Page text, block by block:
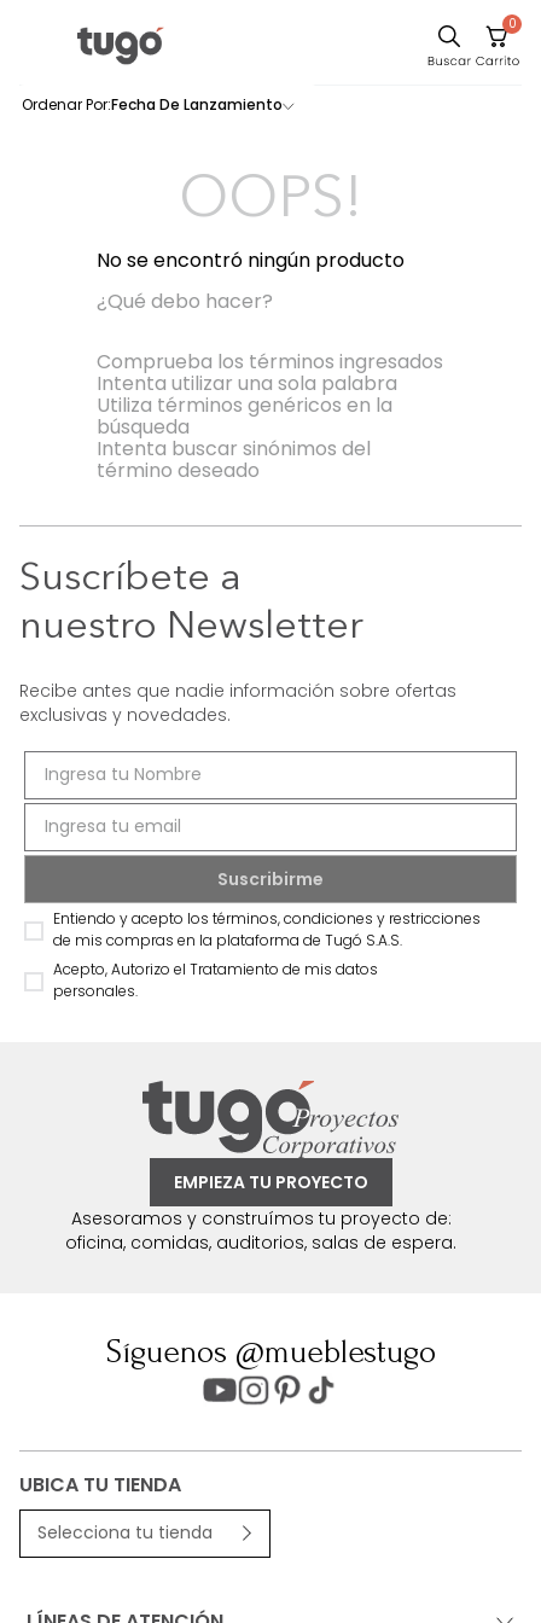
0
Fecha De Lanzamiento
0productos
OOPS!
No se encontró ningún producto
¿Qué debo hacer?
Comprueba los términos ingresados
Intenta utilizar una sola palabra
Utiliza términos genéricos en la
búsqueda
Intenta buscar sinónimos del
término deseado
Suscríbete a
nuestro Newsletter
Recibe antes que nadie información sobre ofertas
exclusivas y novedades.
Entiendo y acepto los términos, condiciones y restricciones
de mis compras en la plataforma de Tugó S.A.S.
Acepto, Autorizo el Tratamiento de mis datos
personales.
EMPIEZA TU PROYECTO
Asesoramos y construímos tu proyecto de:
oficina, comidas, auditorios, salas de espera.
Síguenos @mueblestugo
UBICA TU TIENDA
Selecciona tu tienda
Sofa
Cuadros
Cama
Mesa Centro
Mesa Noche